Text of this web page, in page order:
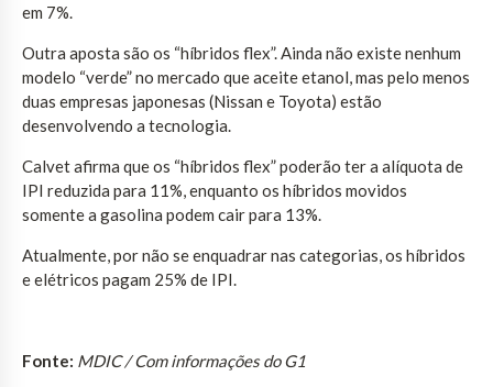
em 7%.
Outra aposta são os “híbridos flex”. Ainda não existe nenhum
modelo “verde” no mercado que aceite etanol, mas pelo menos
duas empresas japonesas (Nissan e Toyota) estão
desenvolvendo a tecnologia.
Calvet afirma que os “híbridos flex” poderão ter a alíquota de
IPI reduzida para 11%, enquanto os híbridos movidos
somente a gasolina podem cair para 13%.
Atualmente, por não se enquadrar nas categorias, os híbridos
e elétricos pagam 25% de IPI.
Fonte: MDIC / Com informações do G1